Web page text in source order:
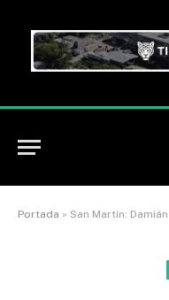
Portada » San Martín: Damián Di